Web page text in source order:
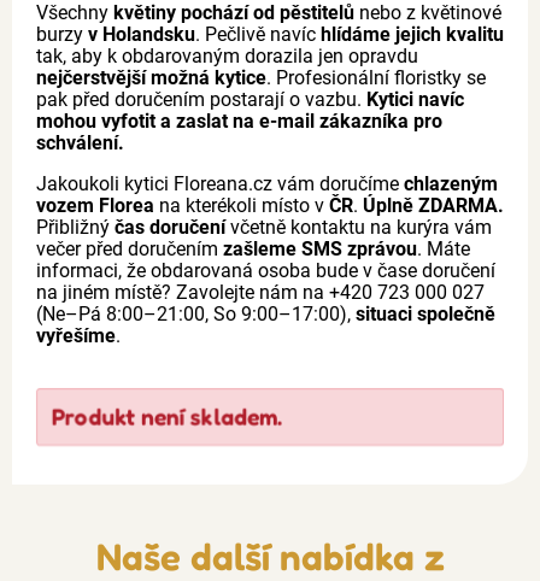
Všechny květiny pochází od pěstitelů nebo z květinové
burzy v Holandsku. Pečlivě navíc hlídáme jejich kvalitu
tak, aby k obdarovaným dorazila jen opravdu
nejčerstvější možná kytice. Profesionální floristky se
pak před doručením postarají o vazbu. Kytici navíc
mohou vyfotit a zaslat na e-mail zákazníka pro
schválení.
Jakoukoli kytici Floreana.cz vám doručíme chlazeným
vozem Florea na kterékoli místo v ČR. Úplně ZDARMA.
Přibližný čas doručenívčetně kontaktu na kurýra vám
večer před doručením zašleme SMS zprávou. Máte
informaci, že obdarovaná osoba bude v čase doručení
na jiném místě? Zavolejte nám na +420 723 000 027
(Ne–Pá 8:00–21:00, So 9:00–17:00), situaci společně
vyřešíme.
Produkt není skladem.
Naše další nabídka z